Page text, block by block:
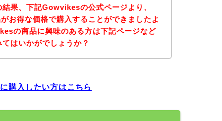
果、下記Gowvikesの公式ページより、
お得な価格で購入することができましたよ
の商品に興味のある方は下記ページなど
はいかがでしょうか？
購入したい方はこちら